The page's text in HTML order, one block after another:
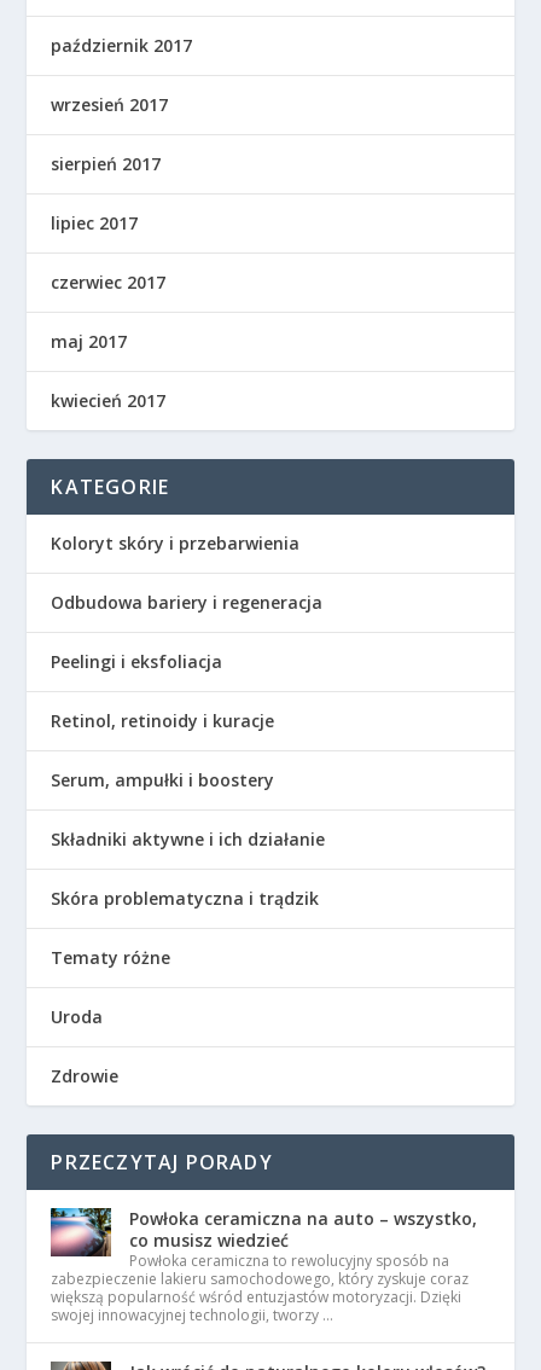
październik 2017
wrzesień 2017
sierpień 2017
lipiec 2017
czerwiec 2017
maj 2017
kwiecień 2017
KATEGORIE
Koloryt skóry i przebarwienia
Odbudowa bariery i regeneracja
Peelingi i eksfoliacja
Retinol, retinoidy i kuracje
Serum, ampułki i boostery
Składniki aktywne i ich działanie
Skóra problematyczna i trądzik
Tematy różne
Uroda
Zdrowie
PRZECZYTAJ PORADY
Powłoka ceramiczna na auto – wszystko,
co musisz wiedzieć
Powłoka ceramiczna to rewolucyjny sposób na
zabezpieczenie lakieru samochodowego, który zyskuje coraz
większą popularność wśród entuzjastów motoryzacji. Dzięki
swojej innowacyjnej technologii, tworzy …